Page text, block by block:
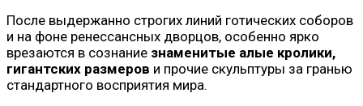
После выдержанно строгих линий готических соборов
и на фоне ренессансных дворцов, особенно ярко
врезаются в сознание знаменитые алые кролики,
гигантских размеров и прочие скульптуры за гранью
стандартного восприятия мира.